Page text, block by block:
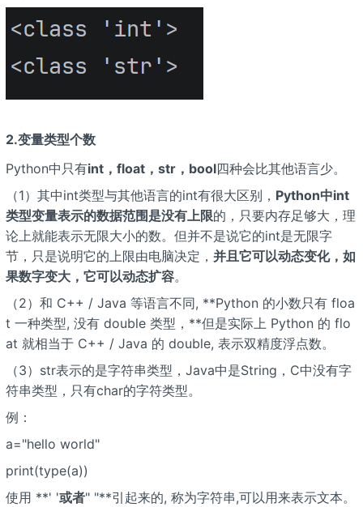
2.变量类型个数
Python中只有int，float，str，bool四种会比其他语言少。
（1）其中int类型与其他语言的int有很大区别， Python中int
类型变量表示的数据范围是没有上限的，只要内存足够大，理
论上就能表示无限大小的数。但并不是说它的int是无限字
节，只是说明它的上限由电脑决定， 并且它可以动态变化，如
果数字变大，它可以动态扩容。
（2）和 C++ / Java 等语言不同, **Python 的小数只有 floa
t 一种类型, 没有 double 类型，**但是实际上 Python 的 flo
at 就相当于 C++ / Java 的 double, 表示双精度浮点数。
（3）str表示的是字符串类型，Java中是String，C中没有字
符串类型，只有char的字符类型。
例：
a="hello world"
print(type(a))
使用 **' '或者" "**引起来的, 称为字符串,可以用来表示文本。